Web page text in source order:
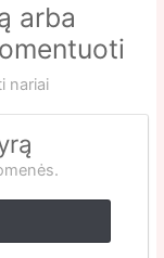
arba
nariai